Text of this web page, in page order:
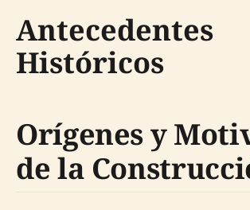
Antecedentes
Históricos
Orígenes y
de la